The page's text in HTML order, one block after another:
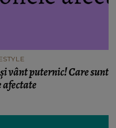
vânt puternic! Care sunt
afectate